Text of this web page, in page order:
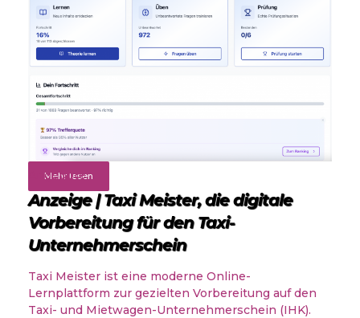
Mehr lesen
Angebote
Anzeige | Taxi Meister, die digitale
Vorbereitung für den Taxi-
Unternehmerschein
Taxi Meister ist eine moderne Online-
Lernplattform zur gezielten Vorbereitung auf den
Taxi- und Mietwagen-Unternehmerschein (IHK).